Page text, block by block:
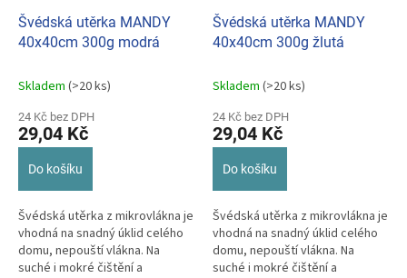
Švédská utěrka MANDY
40x40cm 300g modrá
Skladem (>20 ks)
24 Kč bez DPH
29,04 Kč
Do košíku
Švédská utěrka z mikrovlákna je
vhodná na snadný úklid celého
domu, nepouští vlákna. Na
suché i mokré čištění a
Švédská utěrka MANDY
40x40cm 300g žlutá
Skladem (>20 ks)
24 Kč bez DPH
29,04 Kč
Do košíku
Švédská utěrka z mikrovlákna je
vhodná na snadný úklid celého
domu, nepouští vlákna. Na
suché i mokré čištění a